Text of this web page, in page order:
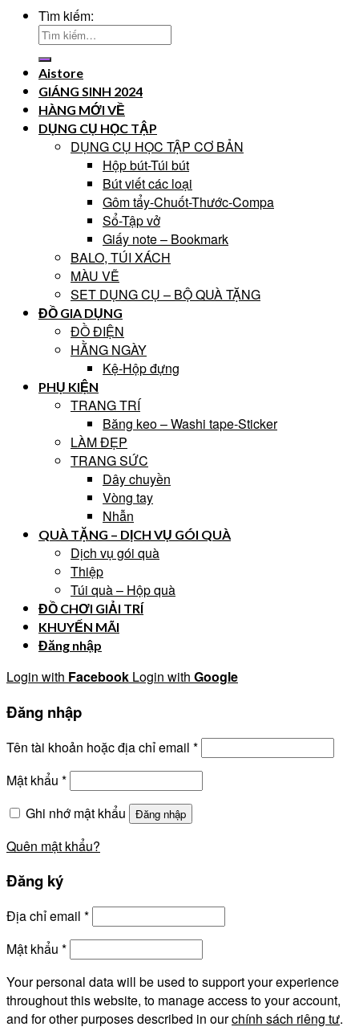
Tìm kiếm:
Aistore
GIÁNG SINH 2024
HÀNG MỚI VỀ
DỤNG CỤ HỌC TẬP
DỤNG CỤ HỌC TẬP CƠ BẢN
Hộp bút-Túi bút
Bút viết các loại
Gôm tẩy-Chuốt-Thước-Compa
Sổ-Tập vở
Giấy note – Bookmark
BALO, TÚI XÁCH
MÀU VẼ
SET DỤNG CỤ – BỘ QUÀ TẶNG
ĐỒ GIA DỤNG
ĐỒ ĐIỆN
HẰNG NGÀY
Kệ-Hộp đựng
PHỤ KIỆN
TRANG TRÍ
Băng keo – Washi tape-Sticker
LÀM ĐẸP
TRANG SỨC
Dây chuyền
Vòng tay
Nhẫn
QUÀ TẶNG – DỊCH VỤ GÓI QUÀ
Dịch vụ gói quà
Thiệp
Túi quà – Hộp quà
ĐỒ CHƠI GIẢI TRÍ
KHUYẾN MÃI
Đăng nhập
Login with Facebook Login with Google
Đăng nhập
Tên tài khoản hoặc địa chỉ email *
Mật khẩu *
Ghi nhớ mật khẩu
Đăng nhập
Quên mật khẩu?
Đăng ký
Địa chỉ email *
Mật khẩu *
Your personal data will be used to support your experience
throughout this website, to manage access to your account,
and for other purposes described in ourchính sách riêng tư.